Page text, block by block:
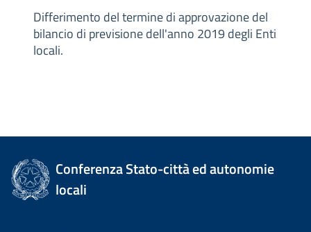
Differimento del termine di approvazione del
bilancio di previsione dell'anno 2019 degli Enti
locali.
Conferenza Stato-città ed autonomie
locali